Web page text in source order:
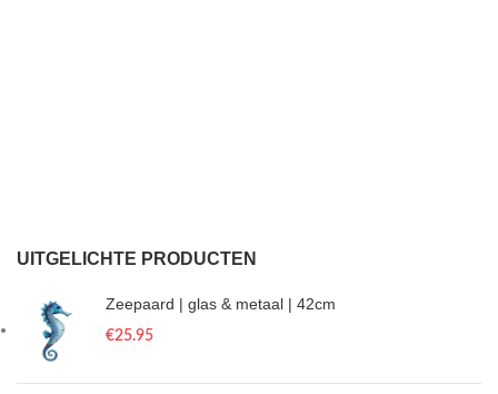
UITGELICHTE PRODUCTEN
Zeepaard | glas & metaal | 42cm
€25.95